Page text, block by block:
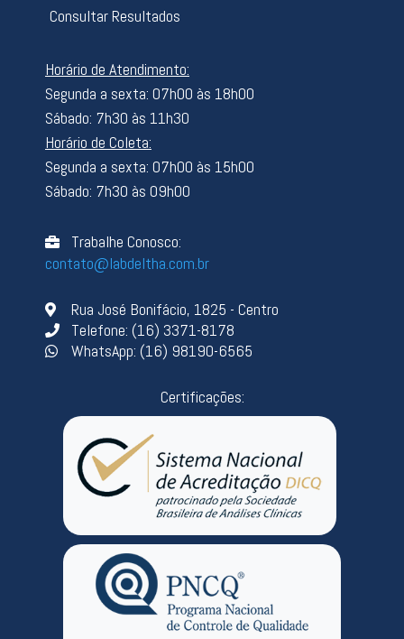
Consultar Resultados
Horário de Atendimento:
Segunda a sexta: 07h00 às 18h00
Sábado: 7h30 às 11h30
Horário de Coleta:
Segunda a sexta: 07h00 às 15h00
Sábado: 7h30 às 09h00
Trabalhe Conosco:
contato@labdeltha.com.br
Rua José Bonifácio, 1825 - Centro
Telefone: (16) 3371-8178
WhatsApp: (16) 98190-6565
Certificações: